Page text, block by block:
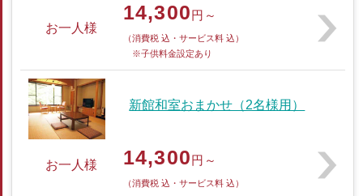
お一人様
14,300円～
（消費税 込・サービス料 込）
※子供料金設定あり
新館和室おまかせ（2名様用）
お一人様 14,300円～
（消費税 込・サービス料 込）